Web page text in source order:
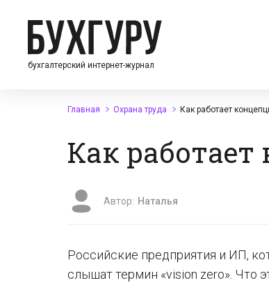
бухгалтерский интернет-журнал
Главная Охрана труда Как работает
Как работает
Автор: Наталья
Российские предприятия и ИП,
слышат термин «vision zero». Что